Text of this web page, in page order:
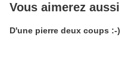
Vous aimerez aussi
D'une pierre deux coups :-)